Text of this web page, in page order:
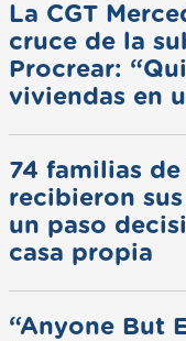
La CGT
cruce de la
Procrear:
viviendas en
74 familias de
recibieron
un paso
casa propia
“Anyone But